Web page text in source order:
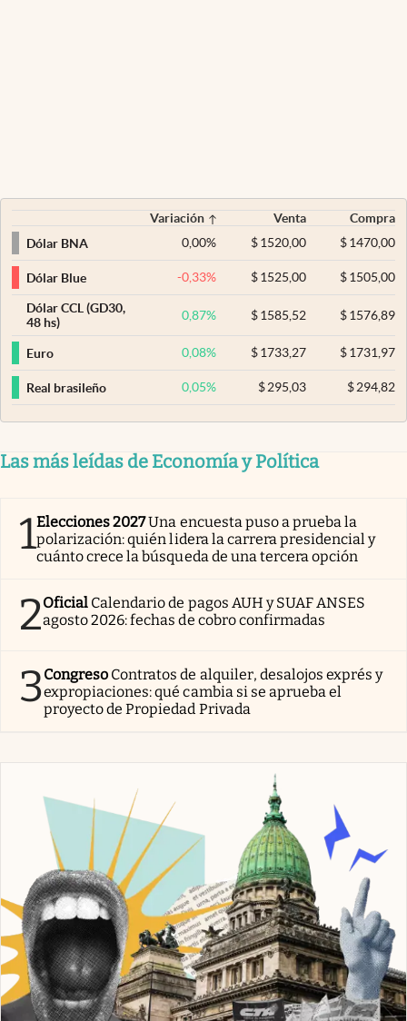
Variación Venta
Compra
Dólar BNA
0,00% $ 1520,00 $1470,00
Dólar Blue -0,33% $ 1525,00 $1505,00
Dólar CCL (GD30,
48 hs)
0,87% $ 1585,52 $1576,89
Euro 0,08% $ 1733,27 $1731,97
Real brasileño 0,05% $295,03 $294,82
Las más leídas de Economía y Política
1Elecciones 2027Una encuesta puso a prueba la
polarización: quién lidera la carrera presidencial y
cuánto crece la búsqueda de una tercera opción
2Oficial Calendario de pagos AUH y SUAF ANSES
agosto 2026: fechas de cobro confirmadas
3Congreso Contratos de alquiler, desalojos exprés y
expropiaciones: qué cambia si se aprueba el
proyecto de Propiedad Privada